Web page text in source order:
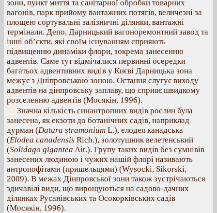
зони, пункт миття та санітарної обробки товарних
вагонів, парк прийому вантажних потягів, величезні за
площею сортувальні залізничні ділянки, вантажні
термінали. Депо, Дарницький вагоноремонтний завод та
інші об’єкти, які своїм існуванням сприяють
підвищенню динаміки флори, зокрема занесенню
адвентів. Саме тут відмічалися первинні осередки
багатьох адвентивних видів у Києві Дарницька зона
межує з Дніпровською зоною. Остання слугує виходу
адвентів на дінпровську заплаву, що сприяє швидкому
розселенню адвентів (Мосякін, 1996).
Значна кількість синантропних видів рослин була
занесена, як екзоти до ботанічних садів, наприклад
дурман (Datura stramonium L.), елодея канадська
(Elodea canadensis Rich.), золотушник велетенський
(Solidago gigantea Ait.). Групу таких видів без сумнівів
занесених людиною і чужих нашій флорі називають
антропофітами (пришельцями) (Wysocki, Sikorski,
2009). В межах Дінпровської зони також зустрічаються
здичавілі види, що вирощуються на садово-дачних
ділянках Русанівських та Осокорківських садів
(Мосякін, 1996).